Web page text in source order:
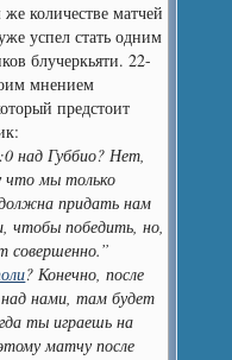
количестве матчей
успел стать одним
блучеркьяти. 22-
мнением
предстоит
над Губбио? Нет,
мы только
придать нам
чтобы победить, но,
совершенно.”
? Конечно, после
нами, там будет
ты играешь на
матчу после